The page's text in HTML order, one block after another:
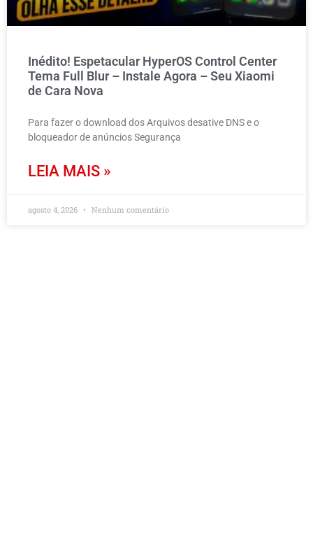
Inédito! Espetacular HyperOS Control Center
Tema Full Blur – Instale Agora – Seu Xiaomi
de Cara Nova
Para fazer o download dos Arquivos desative DNS e o
bloqueador de anúncios Segurança
LEIA MAIS »
agosto 4, 2026 Nenhum comentário